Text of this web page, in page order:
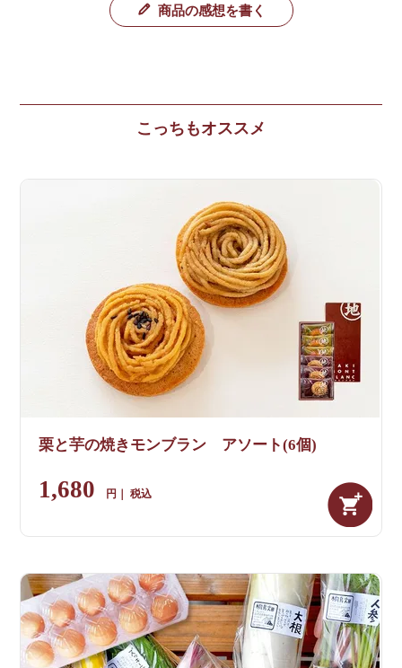
栗と芋の焼きモンブラン アソート(6個)
1,680 税込